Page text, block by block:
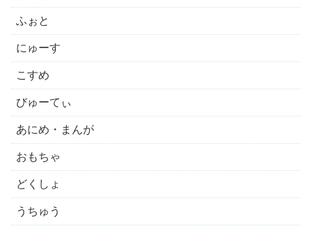
ふぉと
にゅーす
こすめ
びゅーてぃ
あにめ・まんが
おもちゃ
どくしょ
うちゅう